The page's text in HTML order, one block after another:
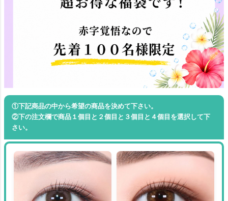
①下記商品の中から希望の商品を決めて下さい。
②下の注文欄で商品１個目と２個目と３個目と４個目を選択して下
さい。